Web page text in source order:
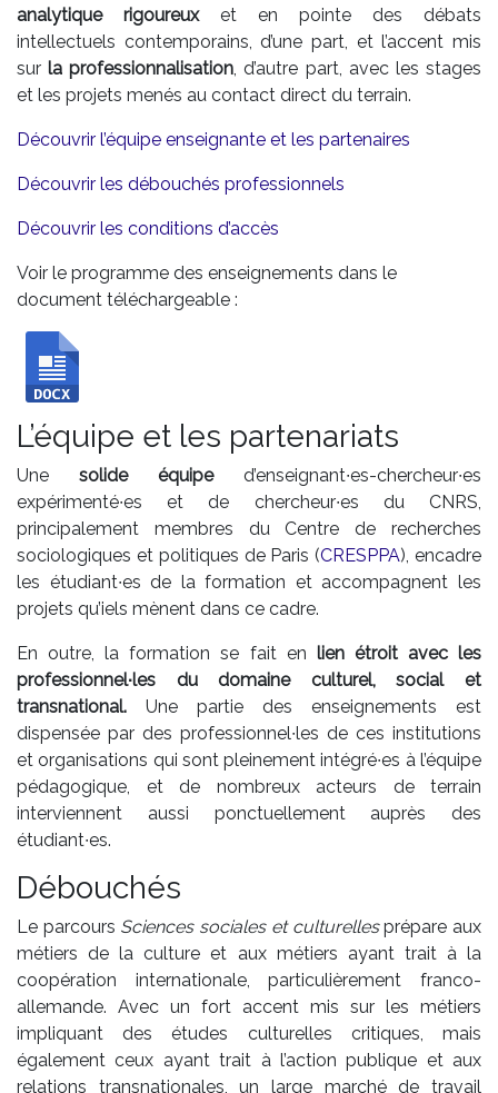
analytique rigoureuxet en pointe des débats
intellectuels contemporains, d’une part, et l’accent mis
surla professionnalisation, d’autre part, avec les stages
et les projets menés au contact direct du terrain.
Découvrir l’équipe enseignante et les partenaires
Découvrir les débouchés professionnels
Découvrir les conditions d’accès
Voir le programme des enseignements dans le
document téléchargeable :
L’équipe et les partenariats
Une solide équiped’enseignant∙es-chercheur∙es
expérimenté∙es et de chercheur∙es du CNRS,
principalement membres du Centre de recherches
sociologiques et politiques de Paris (CRESPPA), encadre
les étudiant∙es de la formation et accompagnent les
projets qu’iels mènent dans ce cadre.
En outre, la formation se fait en lien étroit avec les
professionnel∙les du domaine culturel,
social et
transnational. Une partie des enseignements est
dispensée par des professionnel∙les de ces institutions
et organisations qui sont pleinement intégré∙es à l’équipe
pédagogique, et de nombreux acteurs de terrain
interviennent aussi ponctuellement auprès des
étudiant∙es.
Débouchés
Le parcours Sciences sociales et culturellesprépare aux
métiers de la culture et aux métiers ayant trait à la
coopération internationale, particulièrement franco-
allemande. Avec un fort accent mis sur les métiers
impliquant des études culturelles critiques, mais
également ceux ayant trait à l’action publique et aux
relations transnationales, un large marché de travail